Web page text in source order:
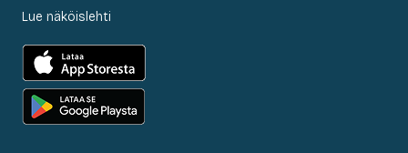
Lue näköislehti